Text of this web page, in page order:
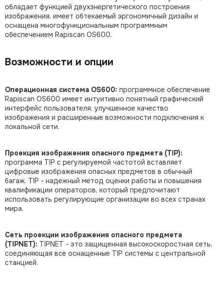
обладает функцией двухэнергетического построения
изображения, имеет обтекаемый эргономичный дизайн и
оснащена многофункциональным программным
обеспечением Rapiscan OS600.
Возможности и опции
Операционная система OS600: программное обеспечение
Rapiscan OS600 имеет интуитивно понятный графический
интерфейс пользователя, улучшенное качество
изображения и расширенные возможности подключения к
локальной сети.
Проекция изображения опасного предмета (TIP):
программа TIP с регулируемой частотой вставляет
цифровые изображения опасных предметов в обычный
багаж. TIP - надежный метод оценки работы и повышения
квалификации операторов, который предпочитают
использовать регулирующие организации во всех странах
мира.
Сеть проекции изображения опасного предмета
(TIPNET): TIPNET - это защищенная высокоскоростная сеть,
соединяющая все оснащенные TIP системы с центральной
станцией.